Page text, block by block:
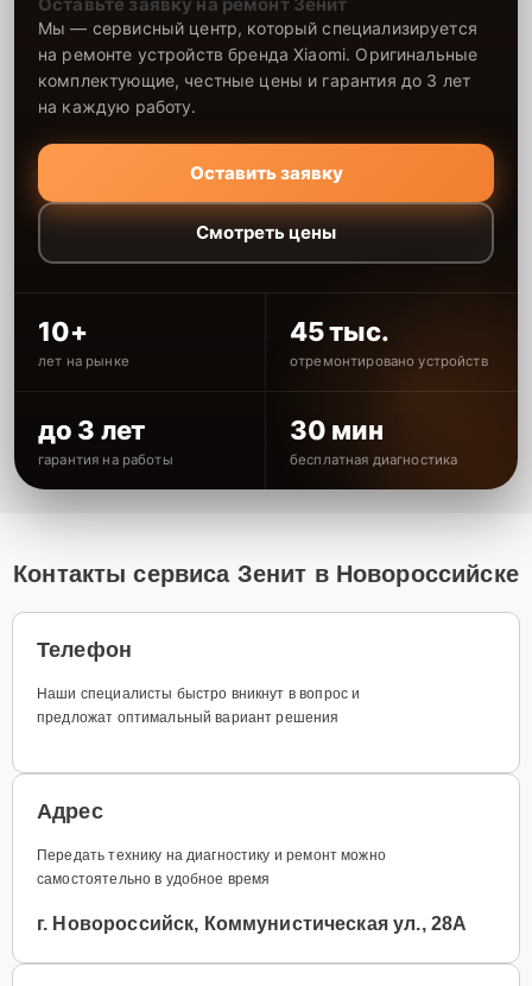
Мы — сервисный центр, который специализируется
на ремонте устройств бренда Xiaomi. Оригинальные
комплектующие, честные цены и гарантия до 3 лет
на каждую работу.
Оставить заявку
Смотреть цены
10+
лет на рынке
45 тыс.
отремонтировано устройств
до 3 лет
гарантия на работы
30 мин
бесплатная диагностика
Контакты сервиса Зенит в Новороссийске
Телефон
Наши специалисты быстро вникнут в вопрос и
предложат оптимальный вариант решения
Адрес
Передать технику на диагностику и ремонт можно
самостоятельно в удобное время
г. Новороссийск, Коммунистическая ул., 28А